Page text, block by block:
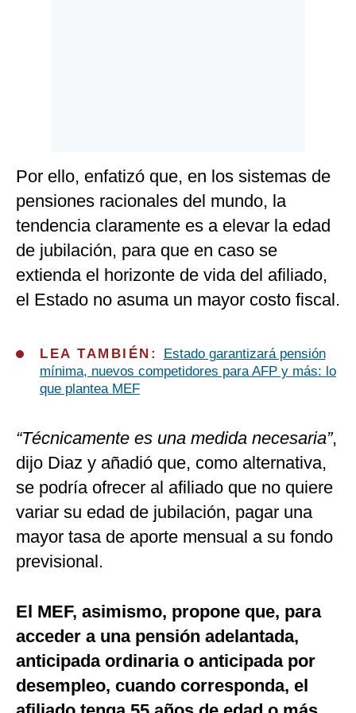
Por ello, enfatizó que, en los sistemas de
pensiones racionales del mundo, la
tendencia claramente es a elevar la edad
de jubilación, para que en caso se
extienda el horizonte de vida del afiliado,
el Estado no asuma un mayor costo fiscal.
LEA TAMBIÉN:
Estado garantizará pensión
mínima, nuevos competidores para AFP y más: lo
que plantea MEF
“Técnicamente es una medida necesaria”,
dijo Diaz y añadió que, como alternativa,
se podría ofrecer al afiliado que no quiere
variar su edad de jubilación, pagar una
mayor tasa de aporte mensual a su fondo
previsional.
El MEF, asimismo, propone que, para
acceder a una pensión adelantada,
anticipada ordinaria o anticipada por
desempleo, cuando corresponda, el